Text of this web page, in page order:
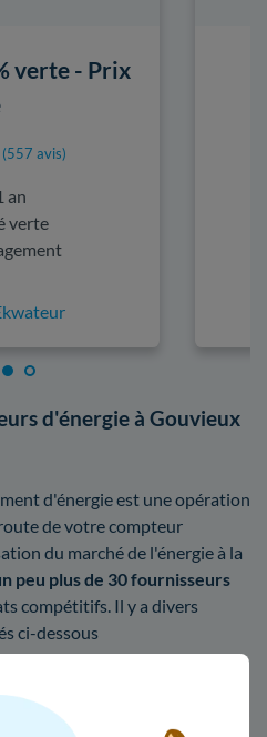
verte - Prix
(557 avis)
an
verte
d'énergie à Gouvieux
d'énergie est une opération
de votre compteur
du marché de l'énergie à la
peu plus de 30 fournisseurs
compétitifs. Il y a divers
ci-dessous